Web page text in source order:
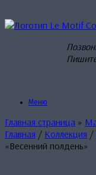
к
Меню
Главная страница »
Главная / Коллекция /
«Весенний полдень»